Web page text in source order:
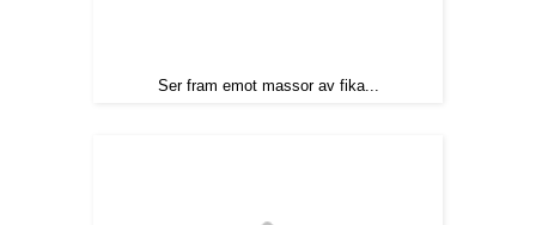
Ser fram emot massor av fika...